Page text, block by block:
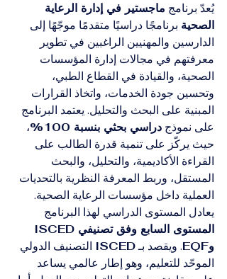
يُعدّ برنامج ماجستير في إدارة الرعاية
الصحية برنامجًا دراسيًا متقدمًا موجّهًا إلى
الدارسين والمهنيين الراغبين في تطوير
معرفتهم في مجالات إدارة المؤسسات
الصحية، والقيادة في القطاع الطبي،
وتحسين جودة الخدمات، واتخاذ القرارات
المبنية على البحث والتحليل. يعتمد البرنامج
على نموذج دراسي بحثي بنسبة 100%
،
حيث يركّز على تنمية قدرة الطالب على
القراءة الأكاديمية، والتحليل، والبحث
المستقل، وربط المعرفة النظرية بالتحديات
العملية داخل مؤسسات الرعاية الصحية.
يعادل المستوى الدراسي لهذا البرنامج
وEQF
. ويقصد بـ ISCED التصنيف الدولي
الموحّد للتعليم، وهو إطار عالمي يساعد